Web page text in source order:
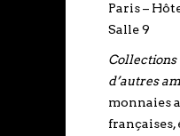
Paris –
Salle 9
Collections
d’autres
monnaies
françaises,